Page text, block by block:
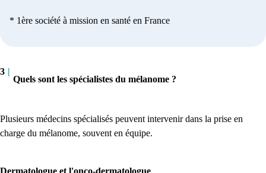
* 1ère société à mission en santé en France
3 |
Quels sont les spécialistes du mélanome ?
Plusieurs médecins spécialisés peuvent intervenir dans la prise en
charge du mélanome, souvent en équipe.
Dermatologue et l'onco-dermatologue